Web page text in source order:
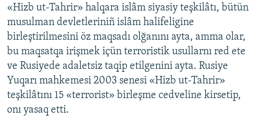
«Hizb ut-Tahrir» halqara islâm siyasiy teşkilâtı, bütün
musulman devletleriniñ islâm halifeligine
birleştirilmesini öz maqsadı olğanını ayta, amma olar,
bu maqsatqa irişmek içün terroristik usullarnı red ete
ve Rusiyede adaletsiz taqip etilgenini ayta. Rusiye
Yuqarı mahkemesi 2003 senesi «Hizb ut-Tahrir»
teşkilâtını 15 «terrorist» birleşme cedveline kirsetip,
onı yasaq etti.